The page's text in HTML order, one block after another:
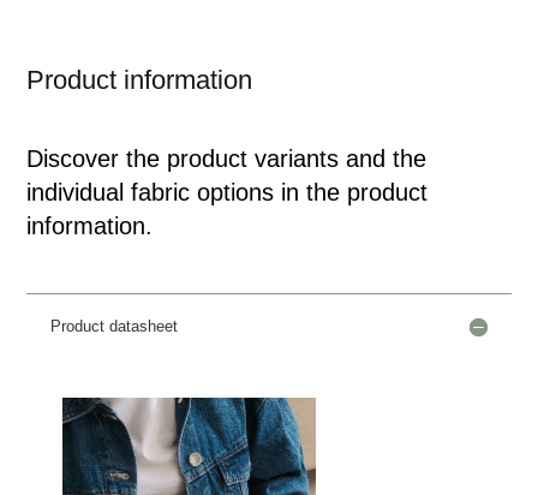
Product information
Discover the product variants and the
individual fabric options in the product
information.
Product datasheet